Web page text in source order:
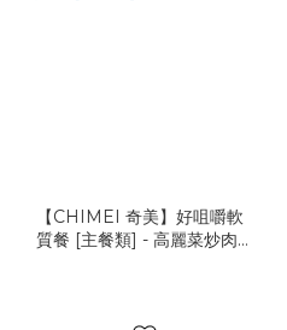
【CHIMEI 奇美】好咀嚼軟
質餐 [主餐類] - 高麗菜炒肉